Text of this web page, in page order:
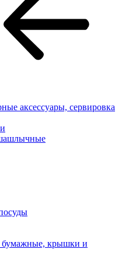
аксессуары, сервировка
бумажные, крышки и